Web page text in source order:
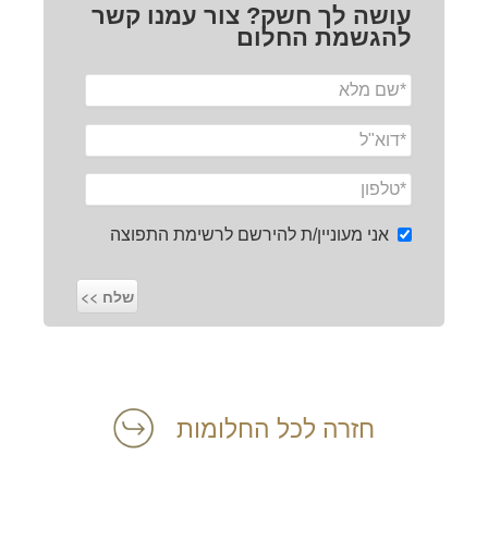
עושה לך חשק? צור עמנו קשר
להגשמת החלום
אני מעוניין/ת להירשם לרשימת התפוצה
חזרה לכל החלומות